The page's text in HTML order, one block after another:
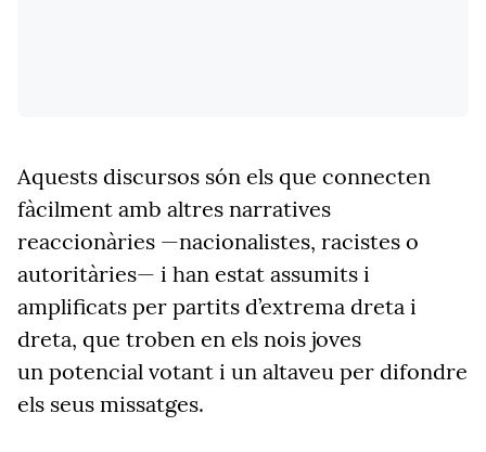
Aquests discursos són els que connecten
fàcilment amb altres narratives
reaccionàries —nacionalistes, racistes o
autoritàries— i han estat assumits i
amplificats per partits d’extrema dreta i
dreta, que troben en els nois joves
un potencial votant i un altaveu per difondre
els seus missatges.